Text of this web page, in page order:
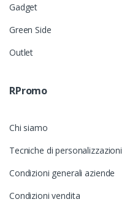
Gadget
Green Side
Outlet
RPromo
Chi siamo
Tecniche di personalizzazioni
Condizioni generali aziende
Condizioni vendita